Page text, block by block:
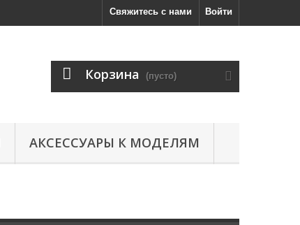
Войти
Свяжитесь с нами
Корзина (пусто)
АКСЕССУАРЫ К МОДЕЛЯМ